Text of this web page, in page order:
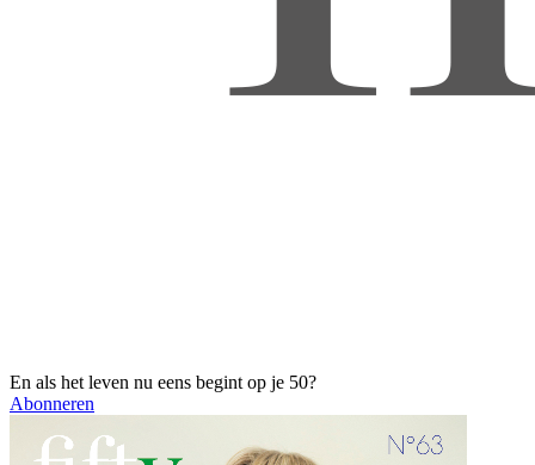
En als het leven nu eens begint op je 50?
Abonneren